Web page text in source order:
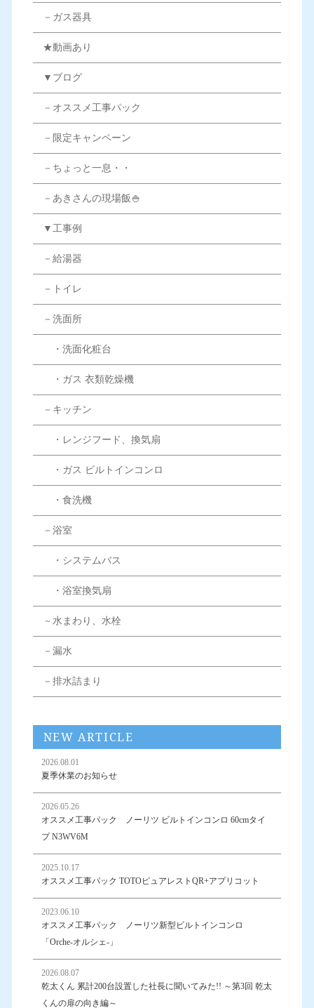
－ガス器具
★動画あり
▼ブログ
－オススメ工事パック
－限定キャンペーン
－ちょっと一息・・
－あきさんの現場飯🍚
▼工事例
－給湯器
－トイレ
－洗面所
・洗面化粧台
・ガス 衣類乾燥機
－キッチン
・レンジフード、換気扇
・ガス ビルトインコンロ
・食洗機
－浴室
・システムバス
・浴室換気扇
－水まわり、水栓
－漏水
－排水詰まり
NEW ARTICLE
2026.08.01
夏季休業のお知らせ
2026.05.26
オススメ工事パック ノーリツ ビルトインコンロ 60cmタイ
プ N3WV6M
2025.10.17
オススメ工事パック TOTOピュアレストQR+アプリコット
2023.06.10
オススメ工事パック ノーリツ新型ビルトインコンロ
「Orche-オルシェ-」
2026.08.07
乾太くん 累計200台設置した社長に聞いてみた!! ～第3回 乾太
くんの扉の向き編～